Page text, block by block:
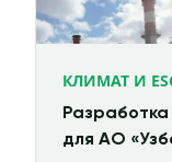
КЛИМАТ И
Разработка
для АО